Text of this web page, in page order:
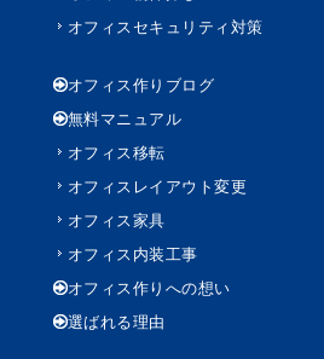
オフィスセキュリティ対策
オフィス作りブログ
無料マニュアル
オフィス移転
オフィスレイアウト変更
オフィス家具
オフィス内装工事
オフィス作りへの想い
選ばれる理由